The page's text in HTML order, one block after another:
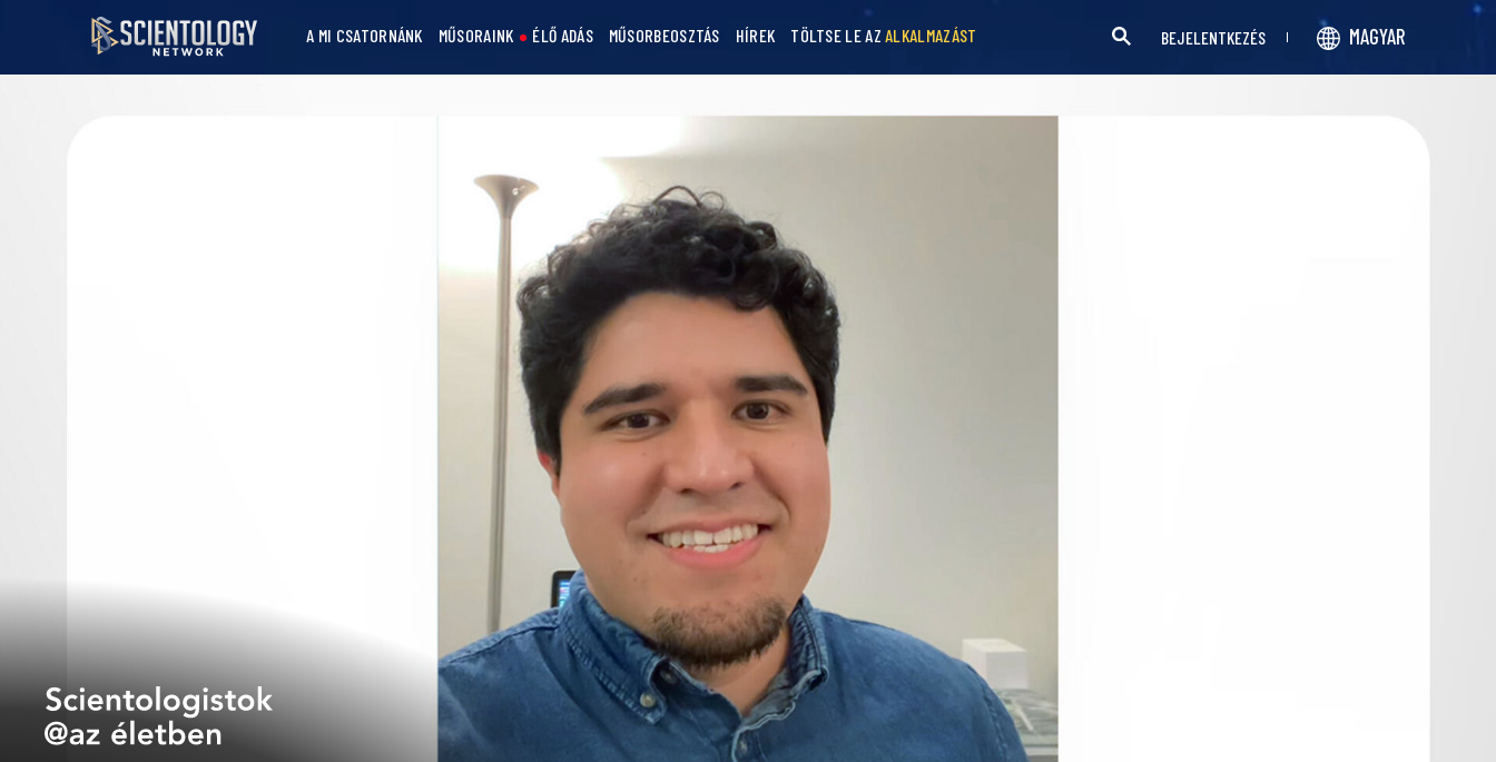
A MI CSATORNÁNK MŰSORAINK ÉLŐ ADÁS MŰSORBEOSZTÁS HÍREK TÖLTSE LE AZALKALMAZÁST BEJELENTKEZÉS MAGYAR